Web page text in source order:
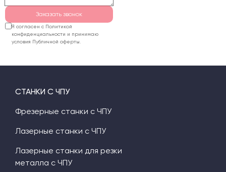
Заказать звонок
Я согласен с Политикой
конфиденциальности и принимаю
условия Публичной оферты.
СТАНКИ С ЧПУ
Фрезерные станки с ЧПУ
Лазерные станки с ЧПУ
Лазерные станки для резки
металла с ЧПУ